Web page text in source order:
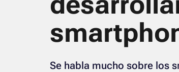
Se habla mucho sobre los